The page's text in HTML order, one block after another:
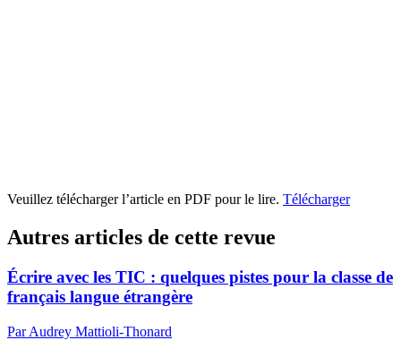
Veuillez télécharger l’article en PDF pour le lire. Télécharger
Autres articles de cette revue
Écrire avec les TIC : quelques pistes pour la classe de
français langue étrangère
Par Audrey Mattioli-Thonard